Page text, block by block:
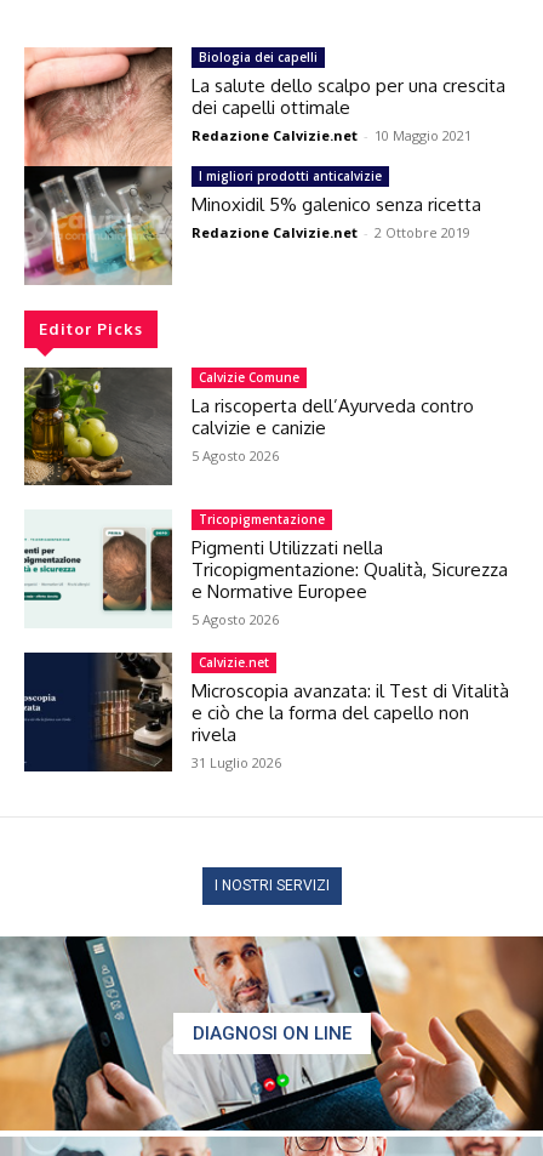
Biologia dei capelli
La salute dello scalpo per una crescita
dei capelli ottimale
Redazione Calvizie.net - 10 Maggio 2021
I migliori prodotti anticalvizie
Minoxidil 5% galenico senza ricetta
Redazione Calvizie.net - 2 Ottobre 2019
Editor Picks
Calvizie Comune
La riscoperta dell’Ayurveda contro
calvizie e canizie
5 Agosto 2026
Tricopigmentazione
Pigmenti Utilizzati nella
Tricopigmentazione: Qualità, Sicurezza
e Normative Europee
5 Agosto 2026
Calvizie.net
Microscopia avanzata: il Test di Vitalità
e ciò che la forma del capello non
rivela
31 Luglio 2026
I NOSTRI SERVIZI
DIAGNOSI ON LINE